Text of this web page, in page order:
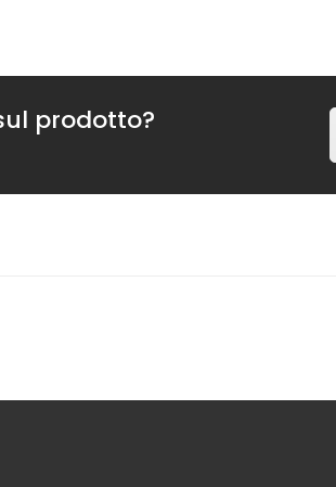
prodotto?